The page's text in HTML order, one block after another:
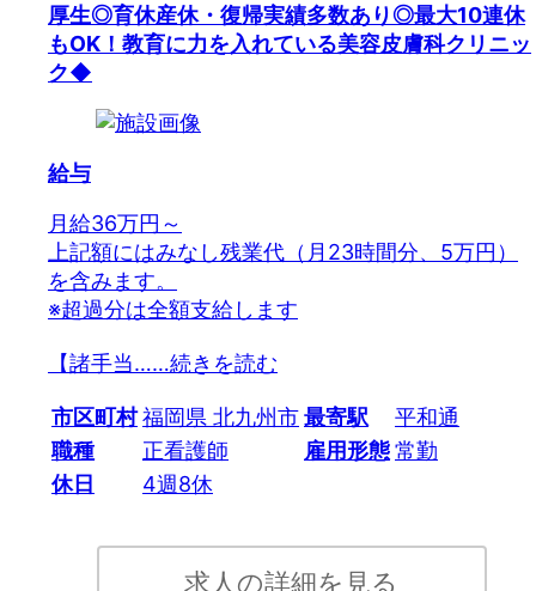
厚生◎育休産休・復帰実績多数あり◎最大10連休
もOK！教育に力を入れている美容皮膚科クリニッ
ク◆
給与
月給36万円～
上記額にはみなし残業代（月23時間分、5万円）
を含みます。
※超過分は全額支給します
【諸手当……続きを読む
市区町村福岡県 北九州市最寄駅
平和通
職種
正看護師 雇用形態常勤
休日
4週8休
求人の詳細を見る